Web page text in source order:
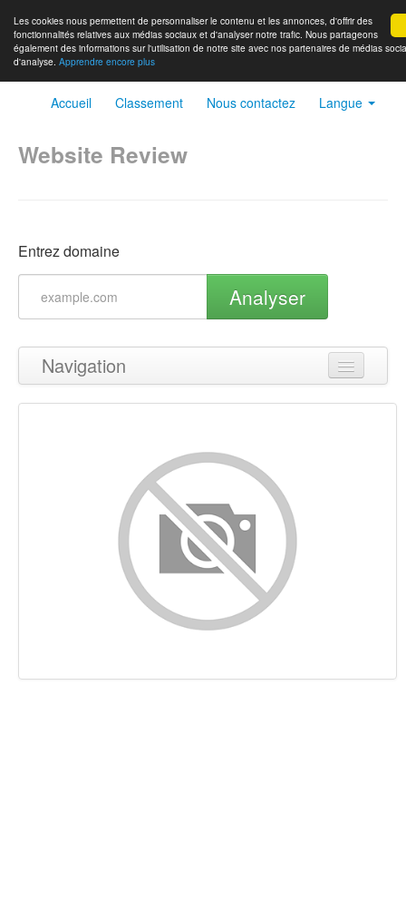
Les cookies nous permettent de personnaliser le contenu et les annonces, d'offrir des
fonctionnalités relatives aux médias sociaux et d'analyser notre trafic. Nous partageons
également des informations sur l'utilisation de notre site avec nos partenaires de médias
d'analyse. Apprendre encore plus
Accueil Classement Nous contactez Langue
Website Review
Entrez domaine
Analyser
Navigation
Haut de page
Mots-clefs
Ergonomie
Document